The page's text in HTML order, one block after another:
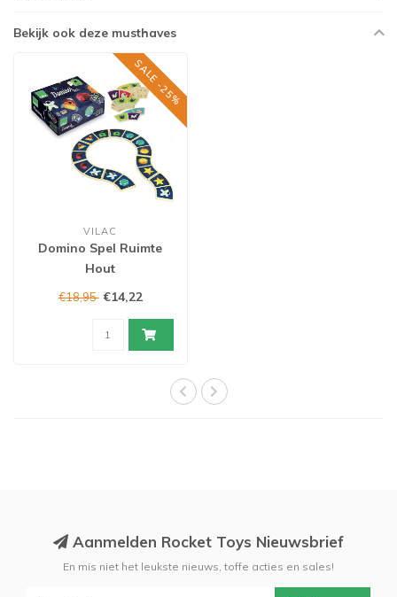
Bekijk ook deze musthaves
SALE -25%
VILAC
Domino Spel Ruimte
Hout
€18,95 €14,22
Aanmelden Rocket Toys Nieuwsbrief
En mis niet het leukste nieuws, toffe acties en sales!